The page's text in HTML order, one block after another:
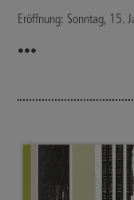
Eröffnung: Sonntag, 15.
•••